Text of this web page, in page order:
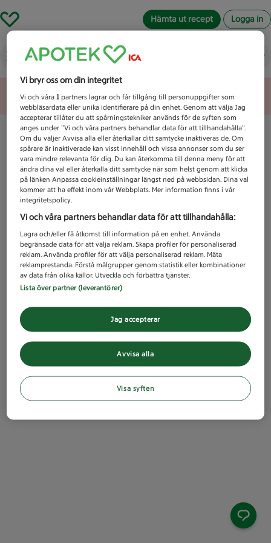
Hämta ut recept Logga in
Vad letar du efter idag?
Unknown error
Vi bryr oss om din integritet
Vi och våra1 partners lagrar och får tillgång till personuppgifter som
webbläsardata eller unika identifierare på din enhet. Genom att välja Jag
accepterar tillåter du att spårningstekniker används för de syften som
anges under ”Vi och våra partners behandlar data för att tillhandahålla”.
Om du väljer Avvisa alla eller återkallar ditt samtycke inaktiveras de. Om
spårare är inaktiverade kan visst innehåll och vissa annonser som du ser
vara mindre relevanta för dig. Du kan återkomma till denna meny för att
ändra dina val eller återkalla ditt samtycke när som helst genom att klicka
på länken Anpassa cookieinställningar längst ned på webbsidan. Dina val
kommer att ha effekt inom vår Webbplats. Mer information finns i vår
integritetspolicy.
Vi och våra partners behandlar data för att tillhandahålla:
Lagra och/eller få åtkomst till information på en enhet. Använda
begränsade data för att välja reklam. Skapa profiler för personaliserad
reklam. Använda profiler för att välja personaliserad reklam. Mäta
reklamprestanda. Förstå målgrupper genom statistik eller kombinationer
av data från olika källor. Utveckla och förbättra tjänster.
Lista över partner (leverantörer)
Avvisa alla
Jag accepterar
Visa syften